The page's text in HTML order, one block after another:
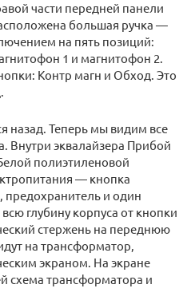
части передней панели
большая ручка —
на пять позиций:
1 и магнитофон 2.
Контр магн и Обход. Это
назад. Теперь мы видим все
Внутри эквалайзера Прибой
полиэтиленовой
— кнопка
и один
глубину корпуса от кнопки
стержень на переднюю
на трансформатор,
экраном. На экране
схема трансформатора и